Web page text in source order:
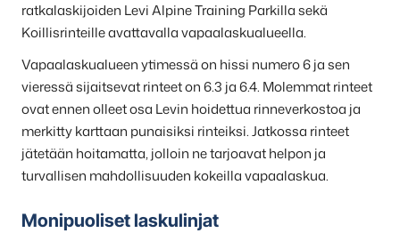
ratkalaskijoiden Levi Alpine Training Parkilla sekä
Koillisrinteille avattavalla vapaalaskualueella.
Vapaalaskualueen ytimessä on hissi numero 6 ja sen
vieressä sijaitsevat rinteet on 6.3 ja 6.4. Molemmat rinteet
ovat ennen olleet osa Levin hoidettua rinneverkostoa ja
merkitty karttaan punaisiksi rinteiksi. Jatkossa rinteet
jätetään hoitamatta, jolloin ne tarjoavat helpon ja
turvallisen mahdollisuuden kokeilla vapaalaskua.
Monipuoliset laskulinjat